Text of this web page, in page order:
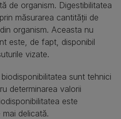
de organism. Digestibilitatea
măsurarea cantităţii de
organism. Aceasta nu
este, de fapt, disponibil
vizate.
sunt tehnici
determinarea valorii
este
delicată.